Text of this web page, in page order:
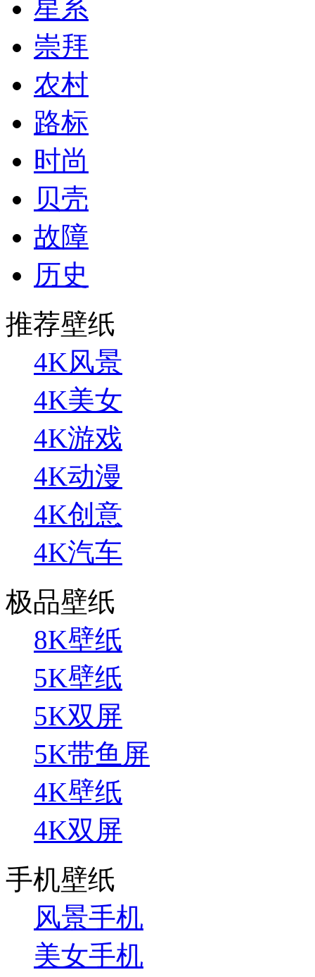
星系
崇拜
农村
路标
时尚
贝壳
故障
历史
推荐壁纸
4K风景
4K美女
4K游戏
4K动漫
4K创意
4K汽车
极品壁纸
8K壁纸
5K壁纸
5K双屏
5K带鱼屏
4K壁纸
4K双屏
手机壁纸
风景手机
美女手机